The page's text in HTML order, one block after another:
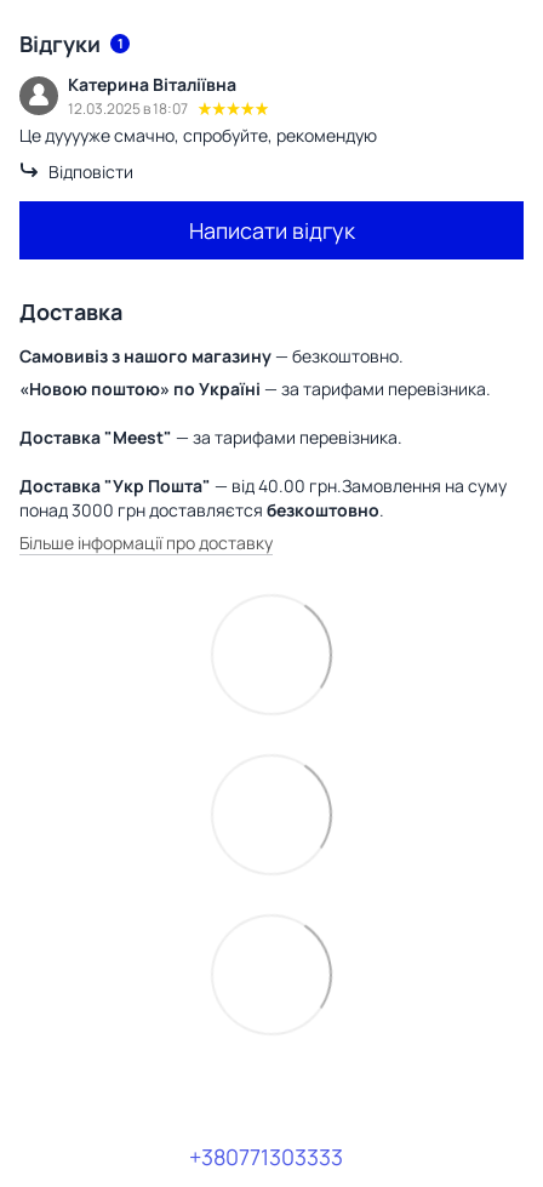
Відгуки 1
Катерина Віталіївна
12.03.2025 в 18:07
Це дууууже смачно, спробуйте, рекомендую
Відповісти
Написати відгук
Доставка
Самовивіз з нашого магазину— безкоштовно.
«Новою поштою» по Україні — за тарифами перевізника.
Доставка "Meest" — за тарифами перевізника.
Доставка "Укр Пошта" — від 40.00 грн.Замовлення на суму
понад 3000 грн доставляєтся безкоштовно.
Більше інформації про доставку
+380771303333